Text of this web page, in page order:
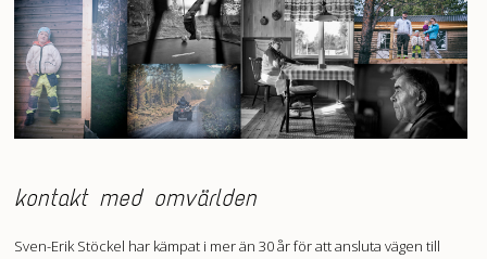
kontakt med omvärlden
Sven-Erik Stöckel har kämpat i mer än 30 år för att ansluta vägen till